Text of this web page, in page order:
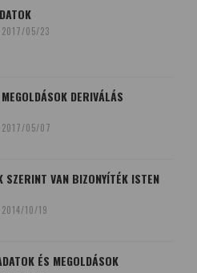
2017/05/23
DERIVÁLÁS
2017/05/07
SZERINT VAN BIZONYÍTÉK ISTEN
2014/10/19
ÉS MEGOLDÁSOK